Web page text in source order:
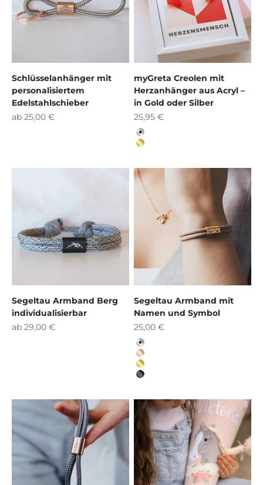
Schlüsselanhänger mit
personalisiertem
Edelstahlschieber
Angebot
ab 25,00 €
myGreta Creolen mit
Herzanhänger aus Acryl –
in Gold oder Silber
Angebot
25,95 €
Silber
Gold
Segeltau Armband Berg
individualisierbar
Angebot
ab 29,00 €
Segeltau Armband mit
Namen und Symbol
Angebot
25,00 €
Silber
Roségold
Gold
Black